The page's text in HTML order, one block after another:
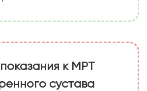
к МРТ
сустава